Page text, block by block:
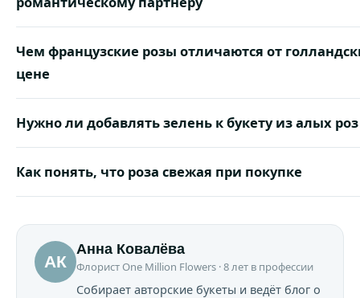
Чем французские розы отличаются от
цене
Нужно ли добавлять зелень к букету из алых роз
Как понять, что роза свежая при покупке
АК
Анна Ковалёва
Флорист One Million Flowers · 8 лет в профессии
Собирает авторские букеты и ведёт блог о